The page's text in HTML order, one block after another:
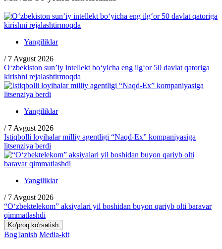
Yangiliklar
/ 7 Avgust 2026
O‘zbekiston sun’iy intellekt bo‘yicha eng ilg‘or 50 davlat qatoriga
kirishni rejalashtirmoqda
Yangiliklar
/ 7 Avgust 2026
Istiqbolli loyihalar milliy agentligi “Naqd-Ex” kompaniyasiga
litsenziya berdi
Yangiliklar
/ 7 Avgust 2026
“O‘zbektelekom” aksiyalari yil boshidan buyon qariyb olti baravar
qimmatlashdi
Ko'proq ko'rsatish
Bog'lanish Media-kit